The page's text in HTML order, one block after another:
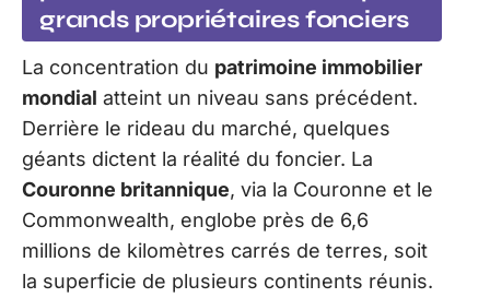
grands propriétaires fonciers
La concentration du patrimoine immobilier
mondial atteint un niveau sans précédent.
Derrière le rideau du marché, quelques
géants dictent la réalité du foncier. La
Couronne britannique, via la Couronne et le
Commonwealth, englobe près de 6,6
millions de kilomètres carrés de terres, soit
la superficie de plusieurs continents réunis.